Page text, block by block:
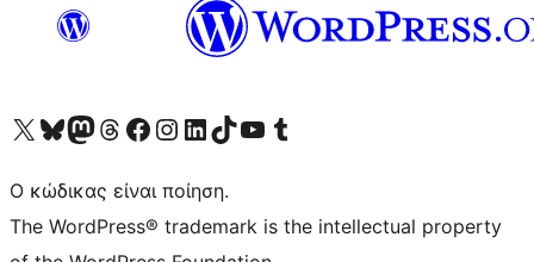
Visit our X (formerly Twitter) account
Visit our Bluesky account
Επισκεφθείτε τον λογαριασμό μας στο Mastodon
Visit our Threads account
Επισκεφτείτε τη σελίδα μας στο Facebook
Επισκεφθείτε τον λογαριασμό μας Instagram
Επισκεφθείτε τον λογαριασμό μας LinkedIn
Visit our TikTok account
Visit our YouTube channel
Visit our Tumblr account
Ο κώδικας είναι ποίηση.
The WordPress® trademark is the intellectual property